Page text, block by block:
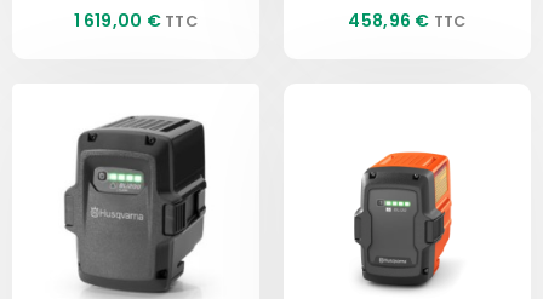
Prix
1 619,00 €
Prix
458,96 €